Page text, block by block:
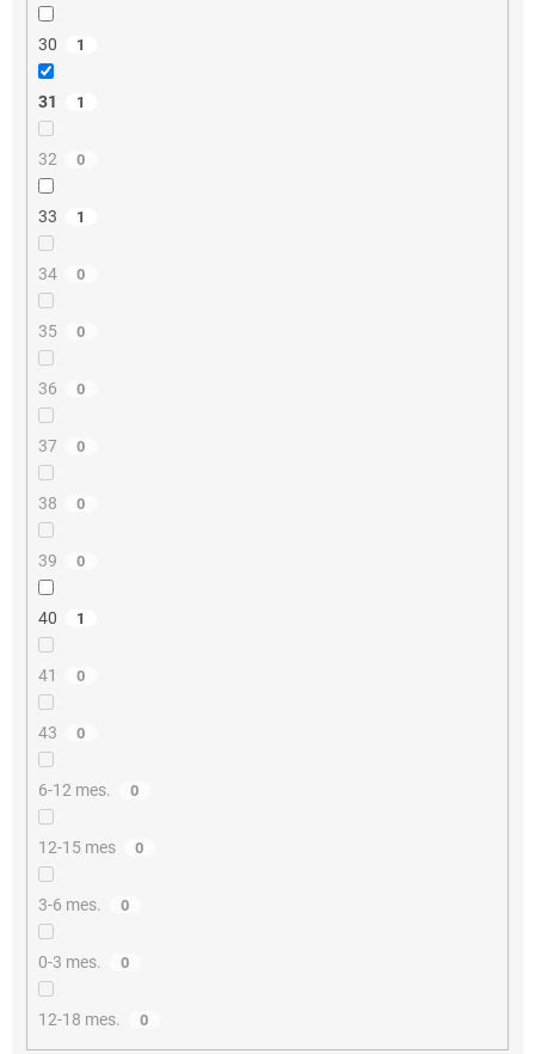
30 1
31 1
32 0
33 1
34 0
35 0
36 0
37 0
38 0
39 0
40 1
41 0
43 0
6-12 mes. 0
12-15 mes 0
3-6 mes. 0
0-3 mes. 0
12-18 mes. 0